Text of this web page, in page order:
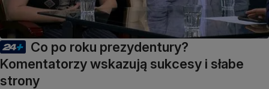
Co po roku prezydentury?
Komentatorzy wskazują sukcesy i słabe
strony